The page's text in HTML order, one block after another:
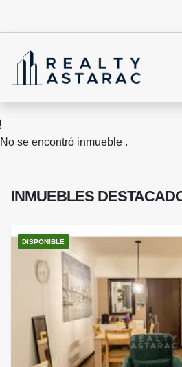
No se encontró inmueble .
INMUEBLES
DISPONIBLE